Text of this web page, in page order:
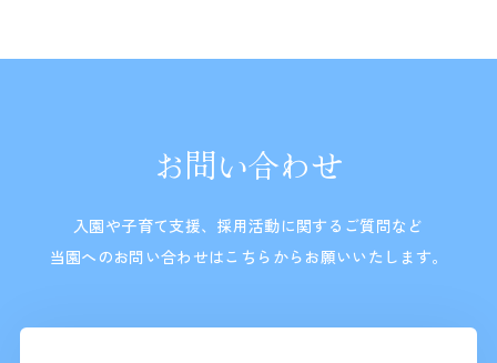
お問い合わせ
入園や子育て支援、採用活動に関するご質問など
当園へのお問い合わせはこちらからお願いいたします。